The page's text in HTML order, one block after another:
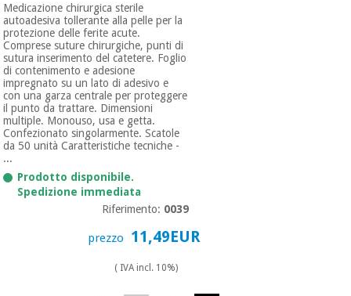
Medicazione chirurgica sterile
autoadesiva tollerante alla pelle per la
protezione delle ferite acute.
Comprese suture chirurgiche, punti di
sutura inserimento del catetere. Foglio
di contenimento e adesione
impregnato su un lato di adesivo e
con una garza centrale per proteggere
il punto da trattare. Dimensioni
multiple. Monouso, usa e getta.
Confezionato singolarmente. Scatole
da 50 unità Caratteristiche tecniche -
...
Prodotto disponibile.
Spedizione immediata
Riferimento: 0039
prezzo 11,49EUR
( IVA incl. 10%)